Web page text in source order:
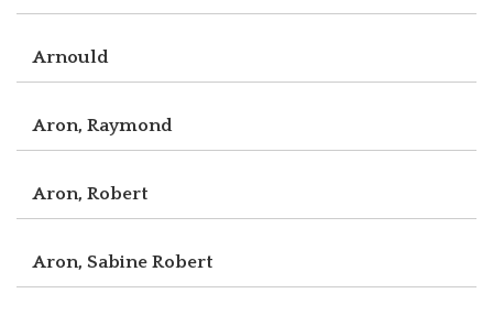
Arnould
Aron, Raymond
Aron, Robert
Aron, Sabine Robert